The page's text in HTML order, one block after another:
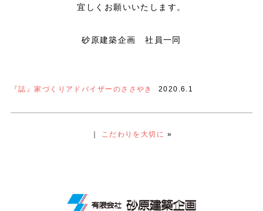
宜しくお願いいたします。
砂原建築企画 社員一同
『誌』家づくりアドバイザーのささやき 2020.6.1
｜ こだわりを大切に »